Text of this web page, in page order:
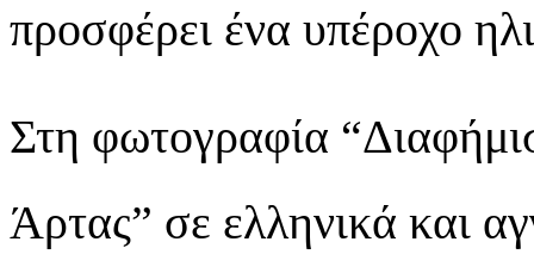
προσφέρει ένα υπέροχο
Στη φωτογραφία
Άρτας” σε ελληνικά και